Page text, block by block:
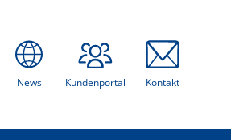
News Kundenportal Kontakt